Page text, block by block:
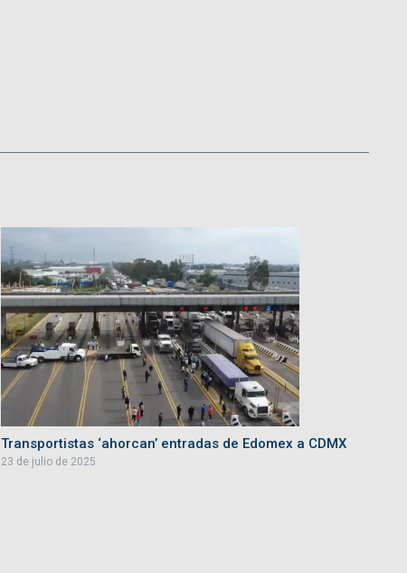
Transportistas ‘ahorcan’ entradas de Edomex a CDMX
23 de julio de 2025